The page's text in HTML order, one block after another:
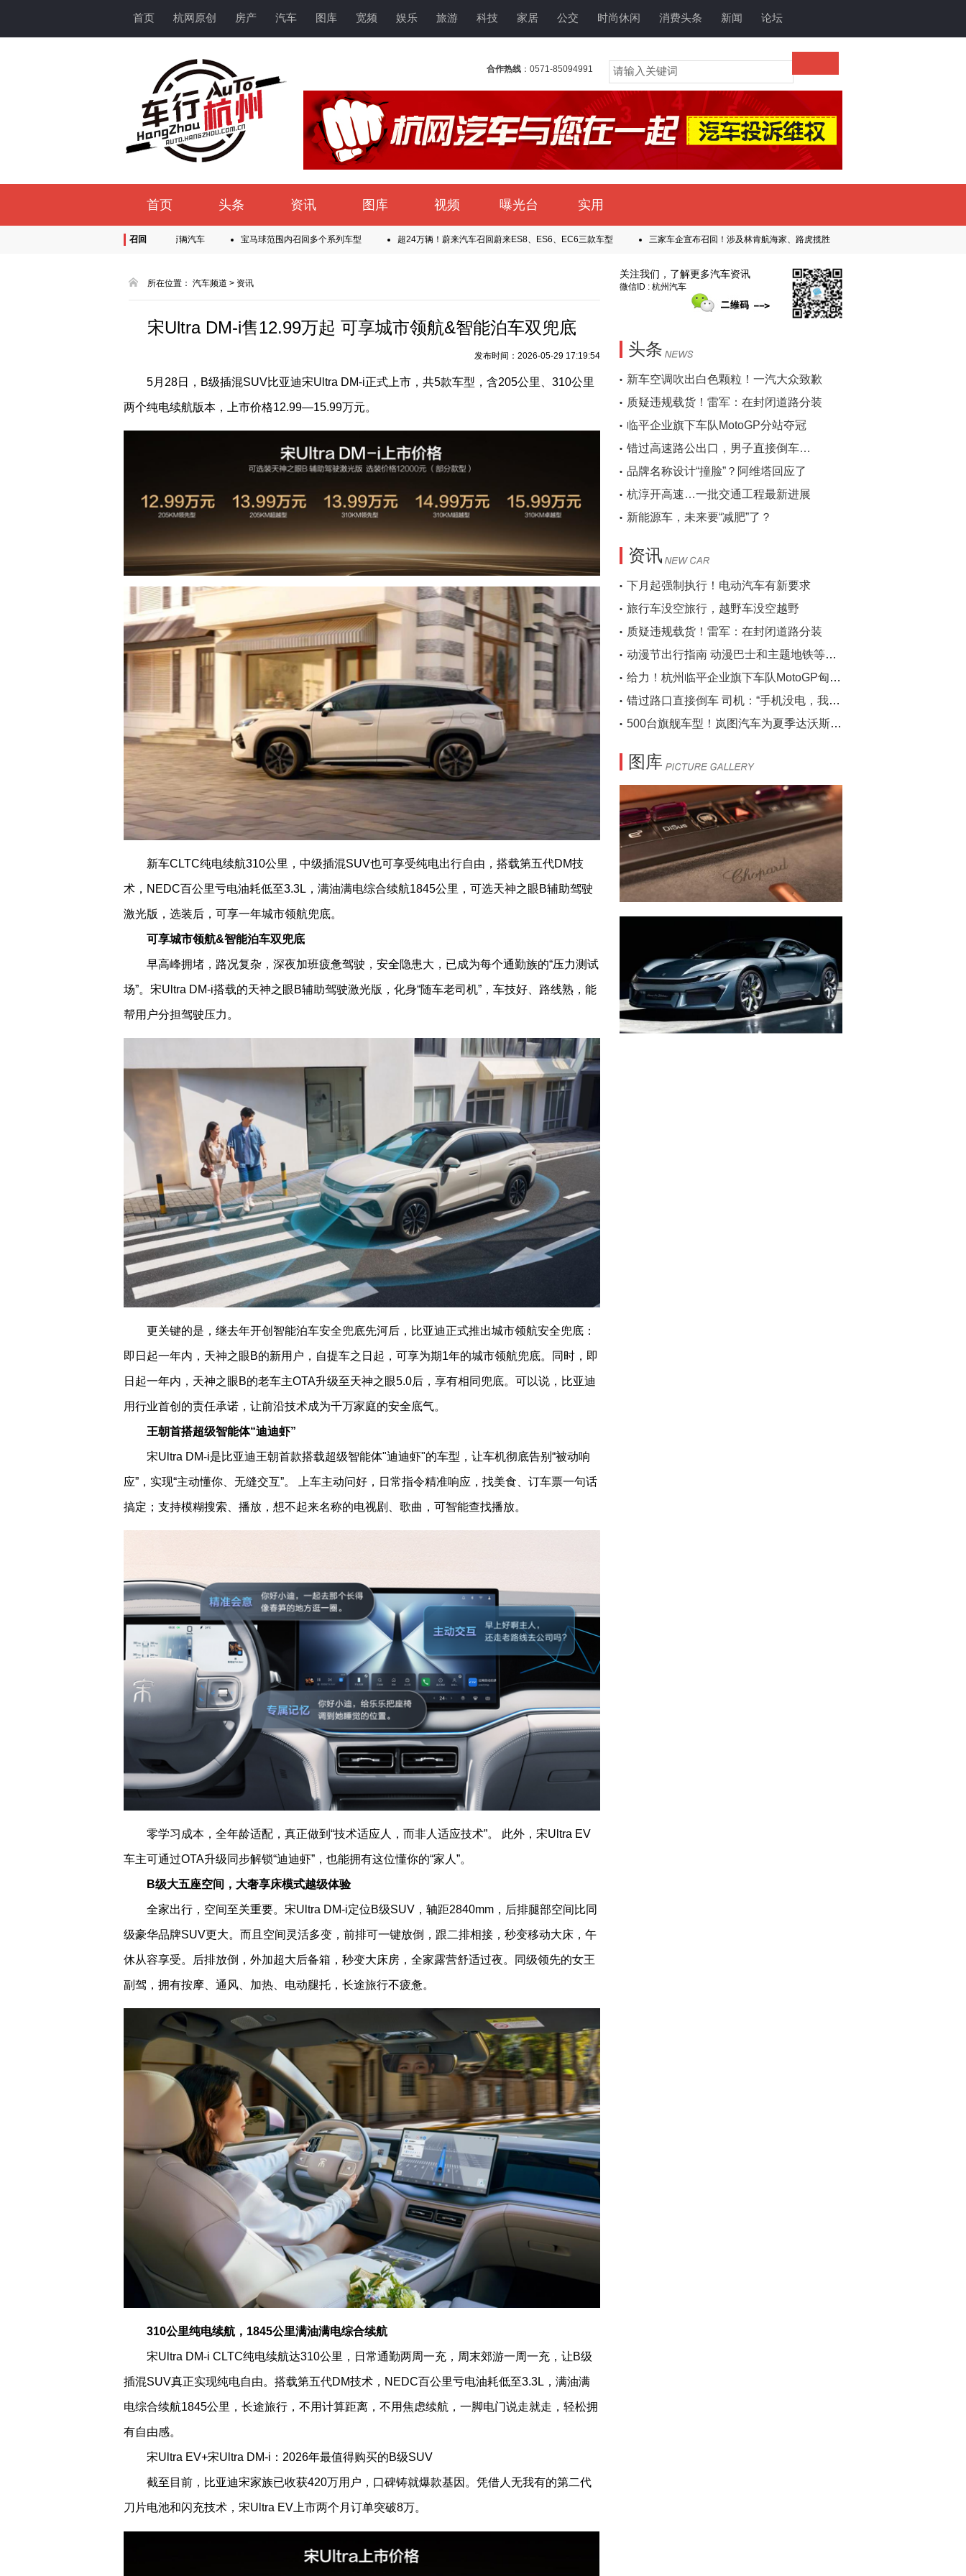
首页 杭网原创 房产 汽车 图库 宽频 娱乐 旅游 科技 家居 公交 时尚休闲 消费头条 新闻 论坛
合作热线 ：0571-85094991
首页 头条 资讯 图库 视频 曝光台 实用
召回
1日起，丰田大规模召回超56万辆汽车 宝马球范围内召回多个系列车型 超24万辆！蔚来汽车召回蔚来ES8、ES6、EC6三款车型 三家车企宣布召回！涉及林肯航海家、路虎揽胜
左后半轴可能脱落！沃尔沃召回部分国
所在位置： 汽车频道 > 资讯
宋Ultra DM-i售12.99万起 可享城市领航&智能泊车双兜底
发布时间：2026-05-29 17:19:54
5月28日，B级插混SUV比亚迪宋Ultra DM-i正式上市，共5款车型，含205公里、310公里
两个纯电续航版本，上市价格12.99—15.99万元。
新车CLTC纯电续航310公里，中级插混SUV也可享受纯电出行自由，搭载第五代DM技
术，NEDC百公里亏电油耗低至3.3L，满油满电综合续航1845公里，可选天神之眼B辅助驾驶
激光版，选装后，可享一年城市领航兜底。
可享城市领航&智能泊车双兜底
早高峰拥堵，路况复杂，深夜加班疲惫驾驶，安全隐患大，已成为每个通勤族的“压力测试
场”。宋Ultra DM-i搭载的天神之眼B辅助驾驶激光版，化身“随车老司机”，车技好、路线熟，能
帮用户分担驾驶压力。
更关键的是，继去年开创智能泊车安全兜底先河后，比亚迪正式推出城市领航安全兜底：
即日起一年内，天神之眼B的新用户，自提车之日起，可享为期1年的城市领航兜底。同时，即
日起一年内，天神之眼B的老车主OTA升级至天神之眼5.0后，享有相同兜底。可以说，比亚迪
用行业首创的责任承诺，让前沿技术成为千万家庭的安全底气。
王朝首搭超级智能体“迪迪虾”
宋Ultra DM-i是比亚迪王朝首款搭载超级智能体"迪迪虾"的车型，让车机彻底告别“被动响
应”，实现“主动懂你、无缝交互”。 上车主动问好，日常指令精准响应，找美食、订车票一句话
搞定；支持模糊搜索、播放，想不起来名称的电视剧、歌曲，可智能查找播放。
零学习成本，全年龄适配，真正做到“技术适应人，而非人适应技术”。 此外，宋Ultra EV
车主可通过OTA升级同步解锁“迪迪虾”，也能拥有这位懂你的“家人”。
B级大五座空间，大奢享床模式越级体验
全家出行，空间至关重要。宋Ultra DM-i定位B级SUV，轴距2840mm，后排腿部空间比同
级豪华品牌SUV更大。而且空间灵活多变，前排可一键放倒，跟二排相接，秒变移动大床，午
休从容享受。后排放倒，外加超大后备箱，秒变大床房，全家露营舒适过夜。同级领先的女王
副驾，拥有按摩、通风、加热、电动腿托，长途旅行不疲惫。
310公里纯电续航，1845公里满油满电综合续航
宋Ultra DM-i CLTC纯电续航达310公里，日常通勤两周一充，周末郊游一周一充，让B级
插混SUV真正实现纯电自由。搭载第五代DM技术，NEDC百公里亏电油耗低至3.3L，满油满
电综合续航1845公里，长途旅行，不用计算距离，不用焦虑续航，一脚电门说走就走，轻松拥
有自由感。
宋Ultra EV+宋Ultra DM-i：2026年最值得购买的B级SUV
截至目前，比亚迪宋家族已收获420万用户，口碑铸就爆款基因。凭借人无我有的第二代
刀片电池和闪充技术，宋Ultra EV上市两个月订单突破8万。
关注我们，了解更多汽车资讯
微信ID : 杭州汽车
头条
新车空调吹出白色颗粒！一汽大众致歉
质疑违规载货！雷军：在封闭道路分装
临平企业旗下车队MotoGP分站夺冠
错过高速路公出口，男子直接倒车…
品牌名称设计“撞脸”？阿维塔回应了
杭淳开高速…一批交通工程最新进展
新能源车，未来要“减肥”了？
资讯
下月起强制执行！电动汽车有新要求
旅行车没空旅行，越野车没空越野
质疑违规载货！雷军：在封闭道路分装
动漫节出行指南 动漫巴士和主题地铁等你打卡
给力！杭州临平企业旗下车队MotoGP匈牙利站夺冠
错过路口直接倒车 司机：“手机没电，我心慌”
500台旗舰车型！岚图汽车为夏季达沃斯论坛保驾护航
图库